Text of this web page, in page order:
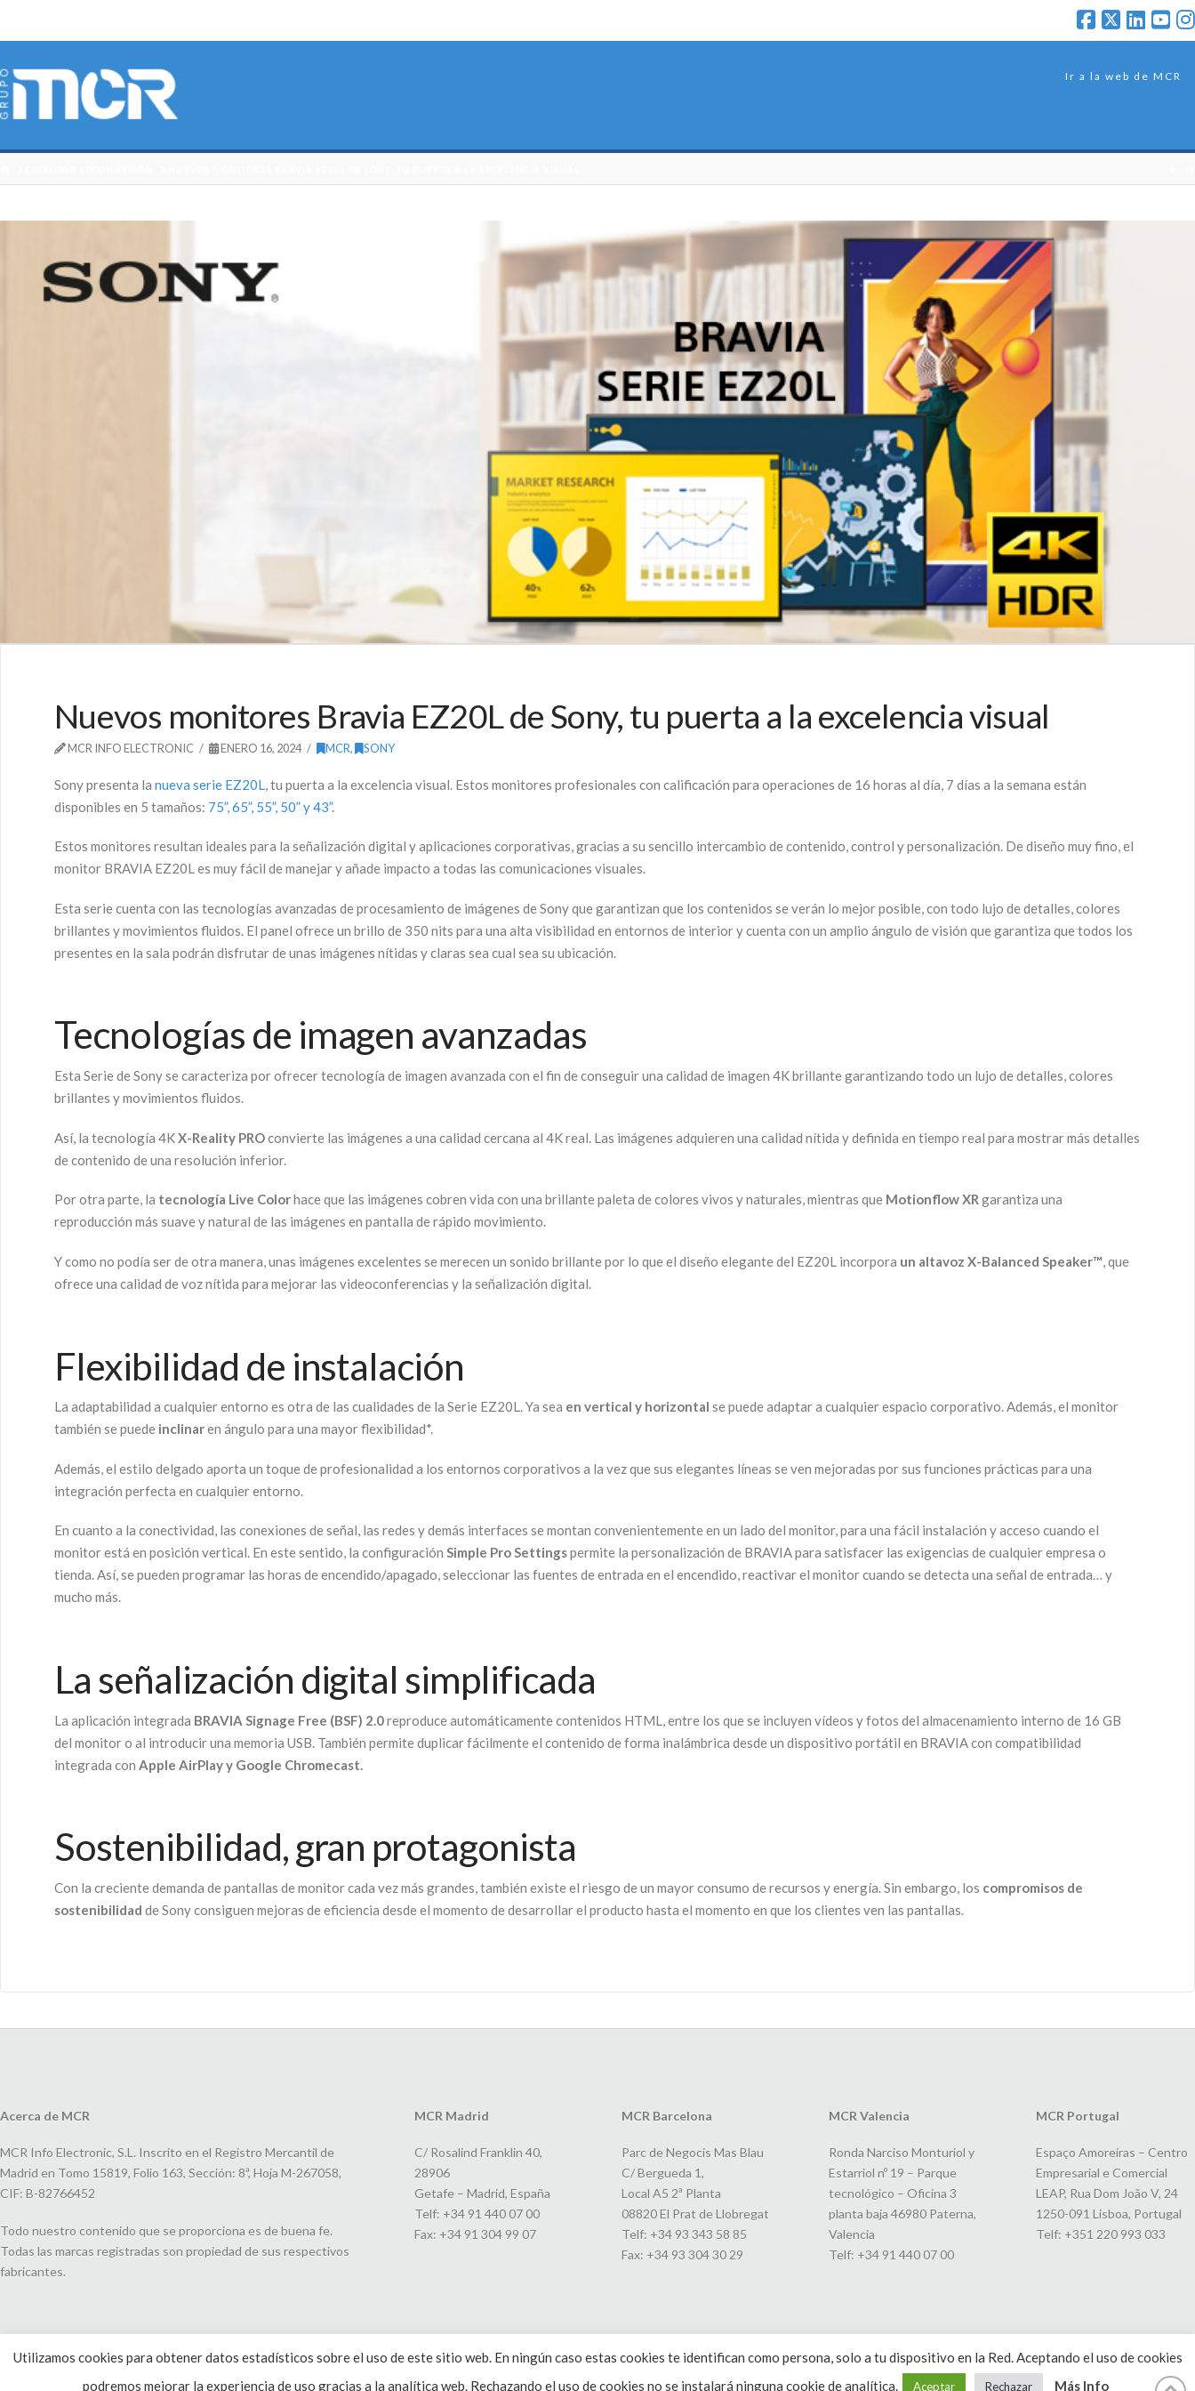
Ir a la web de MCR
Nuevos monitores Bravia EZ20L de Sony, tu puerta a la excelencia visual
MCR INFO ELECTRONIC ENERO 16, 2024 MCR, SONY
Sony presenta la nueva serie EZ20L
, tu puerta a la excelencia visual. Estos monitores profesionales con calificación para operaciones de 16 horas al día, 7 días a la semana están
disponibles en 5 tamaños: 75”, 65”, 55”, 50” y 43”.
Estos monitores resultan ideales para la señalización digital y aplicaciones corporativas, gracias a su sencillo intercambio de contenido, control y personalización. De diseño muy fino, el
monitor BRAVIA EZ20L es muy fácil de manejar y añade impacto a todas las comunicaciones visuales.
Esta serie cuenta con las tecnologías avanzadas de procesamiento de imágenes de Sony que garantizan que los contenidos se verán lo mejor posible, con todo lujo de detalles, colores
brillantes y movimientos fluidos. El panel ofrece un brillo de 350 nits para una alta visibilidad en entornos de interior y cuenta con un amplio ángulo de visión que garantiza que todos los
presentes en la sala podrán disfrutar de unas imágenes nítidas y claras sea cual sea su ubicación.
Tecnologías de imagen avanzadas
Esta Serie de Sony se caracteriza por ofrecer tecnología de imagen avanzada con el fin de conseguir una calidad de imagen 4K brillante garantizando todo un lujo de detalles, colores
brillantes y movimientos fluidos.
Así, la tecnología 4KX-Reality PROconvierte las imágenes a una calidad cercana al 4K real. Las imágenes adquieren una calidad nítida y definida en tiempo real para mostrar más detalles
de contenido de una resolución inferior.
Por otra parte, la tecnología Live Colorhace que las imágenes cobren vida con una brillante paleta de colores vivos y naturales, mientras que Motionflow XR garantiza una
reproducción más suave y natural de las imágenes en pantalla de rápido movimiento.
Y como no podía ser de otra manera, unas imágenes excelentes se merecen un sonido brillante por lo que el diseño elegante del EZ20L incorpora un altavoz X-Balanced Speaker™, que
ofrece una calidad de voz nítida para mejorar las videoconferencias y la señalización digital.
Flexibilidad de instalación
La adaptabilidad a cualquier entorno es otra de las cualidades de la Serie EZ20L. Ya sea en vertical y horizontal se puede adaptar a cualquier espacio corporativo. Además, el monitor
también se puede inclinaren ángulo para una mayor flexibilidad*.
Además, el estilo delgado aporta un toque de profesionalidad a los entornos corporativos a la vez que sus elegantes líneas se ven mejoradas por sus funciones prácticas para una
integración perfecta en cualquier entorno.
En cuanto a la conectividad, las conexiones de señal, las redes y demás interfaces se montan convenientemente en un lado del monitor, para una fácil instalación y acceso cuando el
monitor está en posición vertical. En este sentido, la configuración Simple Pro Settingspermite la personalización de BRAVIA para satisfacer las exigencias de cualquier empresa o
tienda. Así, se pueden programar las horas de encendido/apagado, seleccionar las fuentes de entrada en el encendido, reactivar el monitor cuando se detecta una señal de entrada… y
mucho más.
La señalización digital simplificada
La aplicación integrada BRAVIA Signage Free (BSF) 2.0reproduce automáticamente contenidos HTML, entre los que se incluyen vídeos y fotos del almacenamiento interno de 16 GB
del monitor o al introducir una memoria USB. También permite duplicar fácilmente el contenido de forma inalámbrica desde un dispositivo portátil en BRAVIA con compatibilidad
integrada con Apple AirPlay y Google Chromecast.
Sostenibilidad, gran protagonista
Con la creciente demanda de pantallas de monitor cada vez más grandes, también existe el riesgo de un mayor consumo de recursos y energía. Sin embargo, los compromisos de
sostenibilidad de Sony consiguen mejoras de eficiencia desde el momento de desarrollar el producto hasta el momento en que los clientes ven las pantallas.
Acerca de MCR
MCR Info Electronic, S.L. Inscrito en el Registro Mercantil de
Madrid en Tomo 15819, Folio 163, Sección: 8ª, Hoja M-267058,
CIF: B-82766452
Todo nuestro contenido que se proporciona es de buena fe.
Todas las marcas registradas son propiedad de sus respectivos
fabricantes.
MCR Madrid
C/ Rosalind Franklin 40,
28906
Getafe – Madrid, España
Telf: +34 91 440 07 00
Fax: +34 91 304 99 07
MCR Barcelona
Parc de Negocis Mas Blau
C/ Bergueda 1,
Local A5 2ª Planta
08820 El Prat de Llobregat
Telf: +34 93 343 58 85
Fax: +34 93 304 30 29
MCR Valencia
Ronda Narciso Monturiol y
Estarriol nº 19 – Parque
tecnológico – Oficina 3
planta baja 46980 Paterna,
Valencia
Telf: +34 91 440 07 00
MCR Portugal
Espaço Amoreiras – Centro
Empresarial e Comercial
LEAP, Rua Dom João V, 24
1250-091 Lisboa, Portugal
Telf: +351 220 993 033
Utilizamos cookies para obtener datos estadísticos sobre el uso de este sitio web. En ningún caso estas cookies te identifican como persona, solo a tu dispositivo en la Red. Aceptando el uso de cookies
podremos mejorar la experiencia de uso gracias a la analítica web. Rechazando el uso de cookies no se instalará ninguna cookie de analítica.
Aceptar Rechazar Más Info